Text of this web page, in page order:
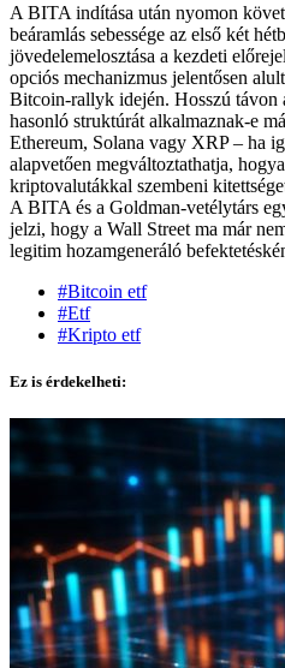
A BITA indítása után nyomon
beáramlás sebessége az első két
jövedelemelosztása a kezdeti
opciós mechanizmus jelentősen
Bitcoin-rallyk idején. Hosszú távon
hasonló struktúrát alkalmaznak-e
Ethereum, Solana vagy XRP – ha
alapvetően megváltoztathatja,
kriptovalutákkal szembeni
A BITA és a Goldman-vetélytárs
jelzi, hogy a Wall Street ma már
legitim hozamgeneráló
#Bitcoin etf
#Etf
#Kripto etf
Ez is érdekelheti: